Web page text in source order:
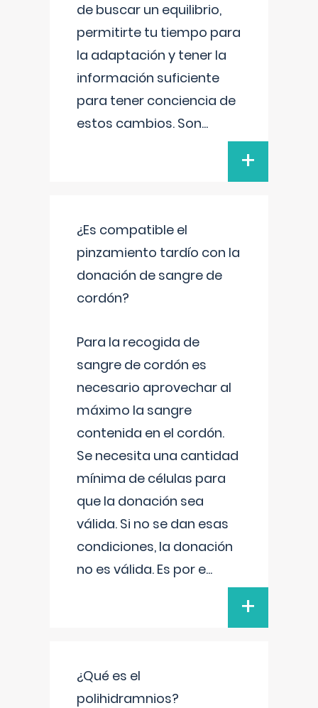
de buscar un equilibrio,
permitirte tu tiempo para
la adaptación y tener la
información suficiente
para tener conciencia de
estos cambios. Son...
+
¿Es compatible el
pinzamiento tardío con la
donación de sangre de
cordón?
Para la recogida de
sangre de cordón es
necesario aprovechar al
máximo la sangre
contenida en el cordón.
Se necesita una cantidad
mínima de células para
que la donación sea
válida. Si no se dan esas
condiciones, la donación
no es válida. Es por e...
+
¿Qué es el
polihidramnios?